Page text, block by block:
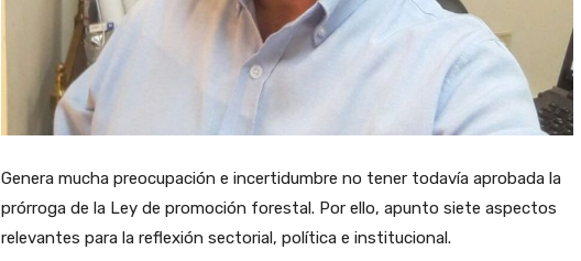
Genera mucha preocupación e incertidumbre no tener todavía aprobada la
prórroga de la Ley de promoción forestal. Por ello, apunto siete aspectos
relevantes para la reflexión sectorial, política e institucional.